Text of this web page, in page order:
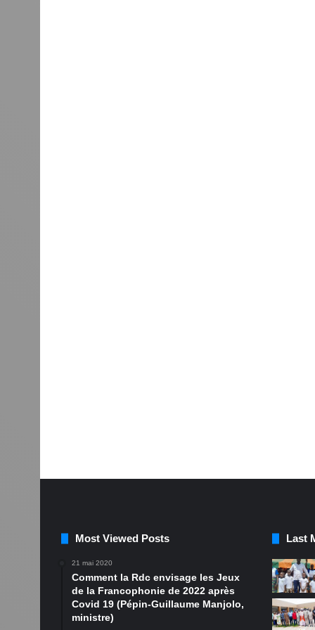
Most Viewed Posts
21 mai 2020
Comment la Rdc envisage les Jeux
de la Francophonie de 2022 après
Covid 19 (Pépin-Guillaume Manjolo,
ministre)
Last